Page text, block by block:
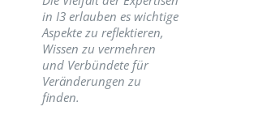
in I3 erlauben es wichtige
Aspekte zu reflektieren,
Wissen zu vermehren
und Verbündete für
Veränderungen zu
finden.